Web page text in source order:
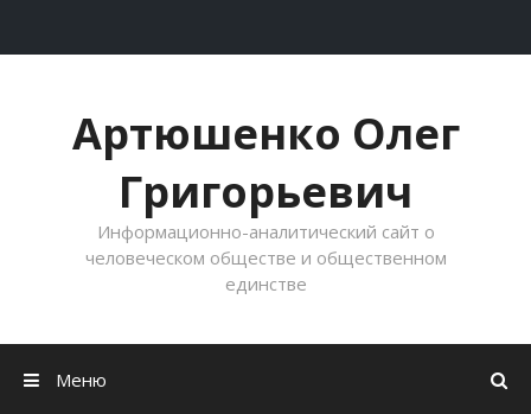
Артюшенко Олег
Григорьевич
Информационно-аналитический сайт о
человеческом обществе и общественном
единстве
Меню